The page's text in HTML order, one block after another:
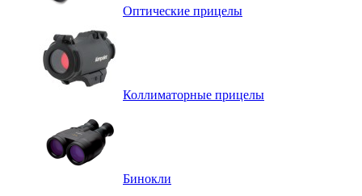
Оптические прицелы
Коллиматорные прицелы
Бинокли